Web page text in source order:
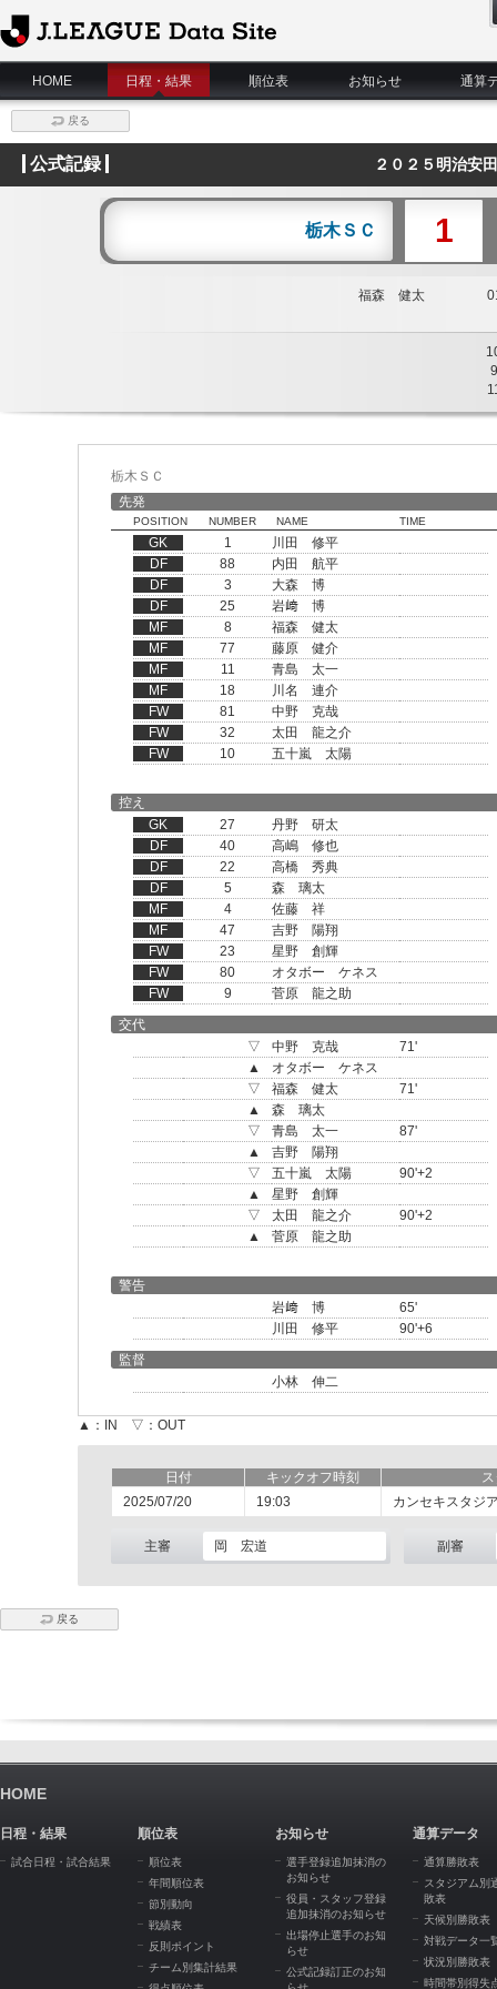
J.League Data Site
HOME
日程・結果 順位表 お知らせ 通算
戻る
公式記録 ２０２５明治安
栃木ＳＣ 1
福森 健太
9
栃木ＳＣ
先発
POSITION NUMBER NAME TIME
GK 1
川田 修平
DF
88
内田 航平
DF
3
大森 博
DF
25
岩﨑 博
MF
8
福森 健太
MF
77
藤原 健介
MF
11
青島 太一
MF
18
川名 連介
FW
81
中野 克哉
FW
32
太田 龍之介
FW
10 五十嵐 太陽
控え
GK
27
丹野 研太
DF
40
高嶋 修也
DF
22
高橋 秀典
DF
5
森 璃太
MF
4
佐藤 祥
MF
47
吉野 陽翔
FW
23
星野 創輝
FW
80
オタボー ケネス
FW
9
菅原 龍之助
交代
▽
中野 克哉
71'
▲
オタボー ケネス
▽
福森 健太
71'
▲
森 璃太
▽
青島 太一
87'
▲
吉野 陽翔
▽
五十嵐 太陽
90'+2
▲
星野 創輝
▽
太田 龍之介
90'+2
▲
菅原 龍之助
警告
岩﨑 博
65'
川田 修平
90'+6
監督
小林 伸二
▲：IN ▽：OUT
日付 キックオフ時刻
2025/07/20
19:03 カンセキスタジ
主審 岡 宏道 副審
戻る
HOME
日程・結果
試合日程・試合結果
順位表
順位表
年間順位表
節別動向
戦績表
反則ポイント
チーム別集計結果
お知らせ
選手登録追加抹消の
お知らせ
役員・スタッフ登録
追加抹消のお知らせ
出場停止選手のお知
らせ
公式記録訂正のお知
通算データ
通算勝敗表
スタジアム別
敗表
天候別勝敗表
対戦データ一
状況別勝敗表
時間帯別得失